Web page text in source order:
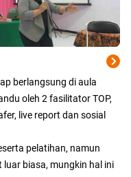
berlangsung di aula
oleh 2 fasilitator TOP,
live report dan sosial
pelatihan, namun
biasa, mungkin hal ini